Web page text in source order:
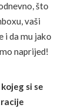
što
vaši
i da mu jako
naprijed!
si se